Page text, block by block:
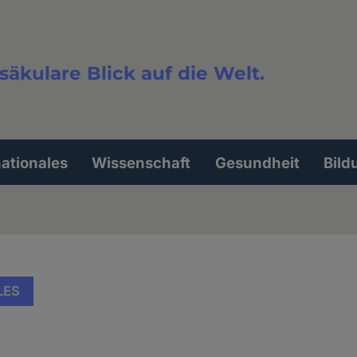
Blick auf die Welt.
Wissenschaft Gesundheit